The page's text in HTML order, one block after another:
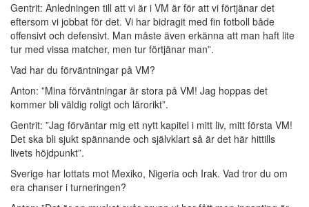
Gentrit: Anledningen till att vi är i VM är för att vi förtjänar det
eftersom vi jobbat för det. Vi har bidragit med fin fotboll både
offensivt och defensivt. Man måste även erkänna att man haft lite
tur med vissa matcher, men tur förtjänar man”.
Vad har du förväntningar på VM?
Anton: ”Mina förväntningar är stora på VM! Jag hoppas det
kommer bli väldig roligt och lärorikt”.
Gentrit: ”Jag förväntar mig ett nytt kapitel i mitt liv, mitt första VM!
Det ska bli sjukt spännande och självklart så är det här hittills
livets höjdpunkt”.
Sverige har lottats mot Mexiko, Nigeria och Irak. Vad tror du om
era chanser i turneringen?